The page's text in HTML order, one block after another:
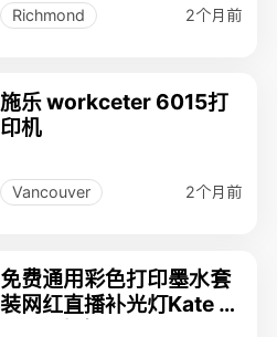
Richmond 2个月前
施乐 workceter 6015打
印机
Vancouver 2个月前
免费通用彩色打印墨水套
装网红直播补光灯Kate s